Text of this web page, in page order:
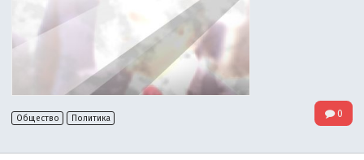
Общество Политика 0